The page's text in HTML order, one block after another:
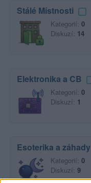
Stálé Místnosti
Kategorií: 0
Diskuzí: 14
Elektronika a CB
Kategorií: 0
Diskuzí: 1
Esoterika a záhady
Kategorií: 0
Diskuzí: 9